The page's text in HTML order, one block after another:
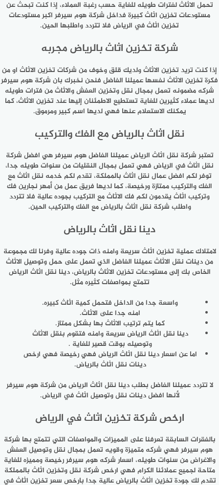
تحمل الاثاث لفترات طويله للغاية حسب رغبة العملاء، إذا كنت تبحث عن
مستودعات تخزين اثاث كبيرة فداخل شركة هوم سيرفر اكبر مستودعات
تخزين اثاث في الرياض فلا تتردد واطلبها الحين.
شركة تخزين اثاث بالرياض مجربه
إذا كنت تريد تخزين الاثاث ولديك قلق وخوف من شركات تخزين الاثاث او من
فكرة تخزين الاثاث نفسها عميلنا الفاضل فنحن نخبرك بان شركة هوم سيرفر
شركه مضمونه تعمل بمجال نقل وتخزين العفش والاثاث من فترات طويله
لديها عملاء كثيرين للغاية تستطيع الاطمئنان إليها عند تخزين الاثاث، كما
يمكنك الاستعلام عنها فهي لديها اسم كبير ومرموق.
نقل اثاث بالرياض مع الفك والتركيب
تعتبر شركة نقل اثاث الرياض عميلنا الفاضل هوم سيرفر هي افضل شركة
نقل اثاث في الرياض فهي تعمل بمجال النقليات من سنوات طويله جدا،
توفر لكم افضل عمال نقل اثاث بالمملكة، تقدم لكم خدمه نقل اثاث مع
الفك والتركيب ممتازة ورخيصة، كما لديها فريق عمل من أمهر نجارين فك
وتركيب اثاث يقدمون لكم فك الاثاث مع التركيب بجوده عالية فلا تتردد
واطلب شركة نقل اثاث بالرياض مع الفك والتركيب الحين.
دينا نقل اثاث بالرياض
لامتلاك عملية تخزين اثاث سريعة وامنه ذات جوده عالية وفرنا لك مجموعة
من دينات نقل الاثاث عميلنا الفاضل الذي تعمل على حمل وتوصيل الاثاث
الخاص بك إلى مستودعات تخزين الاثاث بالرياض، دينا نقل اثاث الرياض
تتمتع بمواصفات كثيره مثل.
واسعة جدا من الداخل فتحمل كمية اثاث كبيره.
امنه جدا على الاثاث.
كما يتم ترتيب الاثاث بها بشكل ممتاز.
دينا نقل اثاث الرياض سريعة وامنه فتقوم بنقل الاثاث
وتوصيله بوقت قصير للغاية .
اما عن اسعار دينا نقل اثاث الرياض فهي رخيصة فهي ارخص
دينات نقل اثاث بالرياض.
لا تتردد عميلنا الفاضل بطلب دينا نقل اثاث الرياض من شركة هوم سيرفر
لأنها افضل دينات نقل وتوصيل اثاث في الرياض.
ارخص شركة تخزين اثاث في الرياض
بالفقرات السابقة تعرفنا على المميزات والمواصفات التي تتمتع بها شركة
هوم سيرفر فهي شركه متميزة وقويه تعمل بمجال نقل وتوصيل العفش
والاغراض من سنوات طويله، اسعار شركه هوم سيرفر رخيصة ومميزه للغاية
متاحة لجميع عملائنا الكرام فهي ارخص شركة نقل وتخزين اثاث بالمملكة
تقدم لك جودة تخزين اثاث بالرياض عالية جدا بارخص سعر تخزين اثاث في